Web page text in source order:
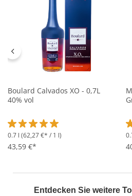
Boulard Calvados XO - 0,7L
40% vol
Durchschnittliche Bewertung von 5
0.7 l (62,27 €* / 1 l)
43,59 €*
Entdecken Sie weitere